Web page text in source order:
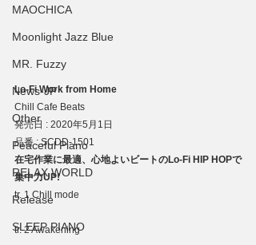
MAOCHICA
Moonlight Jazz Blue
MR. Fuzzy
News-JP
Other
Peaceful Piano
RELAX WORLD
Release
SLEEP PIANO
Lo-Fi Work from Home
Chill Cafe Beats
発売日 : 2020年5月1日
品番 : SCDD-1501
在宅作業に最適、心地よいビートのLo-Fi HIP HOPで
集中力UP!
tr. 1 Chill mode
tr. 2 Awakening